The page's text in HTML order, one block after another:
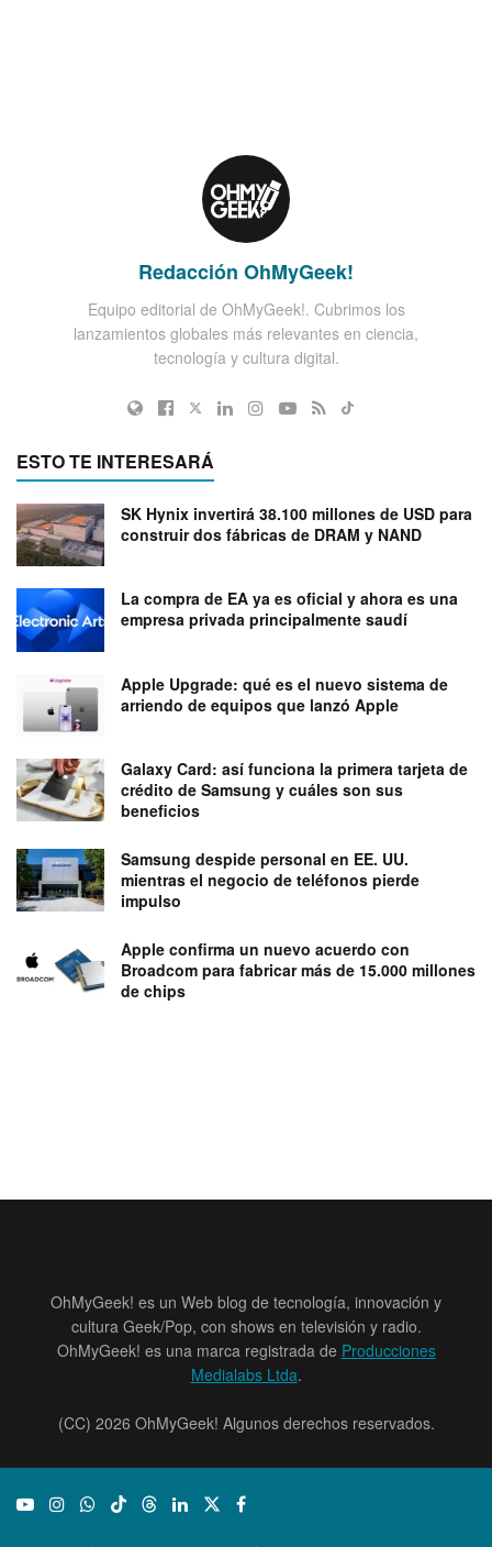
Redacción OhMyGeek!
Equipo editorial de OhMyGeek!. Cubrimos los
lanzamientos globales más relevantes en ciencia,
tecnología y cultura digital.
ESTO TE INTERESARÁ
SK Hynix invertirá 38.100 millones de USD para
construir dos fábricas de DRAM y NAND
La compra de EA ya es oficial y ahora es una
empresa privada principalmente saudí
Apple Upgrade: qué es el nuevo sistema de
arriendo de equipos que lanzó Apple
Galaxy Card: así funciona la primera tarjeta de
crédito de Samsung y cuáles son sus
beneficios
Samsung despide personal en EE. UU.
mientras el negocio de teléfonos pierde
impulso
Apple confirma un nuevo acuerdo con
Broadcom para fabricar más de 15.000 millones
de chips
OhMyGeek! es un Web blog de tecnología, innovación y
cultura Geek/Pop, con shows en televisión y radio.
OhMyGeek! es una marca registrada de Producciones
Medialabs Ltda.
(CC) 2026 OhMyGeek! Algunos derechos reservados.